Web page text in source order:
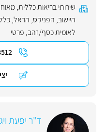
שירותי בריאות כללית,
היישוב, הפניקס, הראל,
לאומית כסף/זהב, פרטי
ד"ר יפעת